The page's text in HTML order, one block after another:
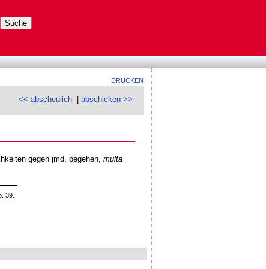
DRUCKEN
<< abscheulich |abschicken >>
gegen jmd. begehen, multa
39.